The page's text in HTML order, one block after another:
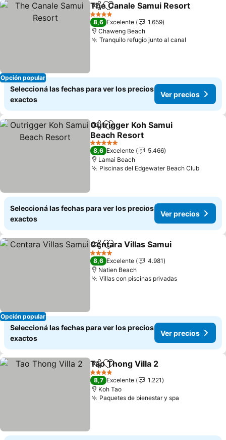
Opción popular
Compartir
Añadir a favoritos
The Canale Samui Resort
4 Estrellas
8,6 Excelente
1.659
Chaweng Beach
Tranquilo refugio junto al canal
Seleccioná las fechas para ver los precios
exactos
Ver precios
CompartirAñadir a favoritos
Outrigger Koh Samui
Beach Resort
Ver precios
5 Estrellas
8,6 Excelente
5.466
Lamai Beach
Piscinas del Edgewater Beach ClubVer
Seleccioná las fechas para ver los precios
exactos
Ver precios
Opción popular
CompartirAñadir a favoritos
Centara Villas Samui
4 Estrellas
8,6 Excelente
4.981
Natien Beach
Villas con piscinas privadasVer precios
Seleccioná las fechas para ver los precios
exactos
Ver precios
Compartir
Añadir a favoritos
Tao Thong Villa 2
4 Estrellas
8,7 Excelente
1.221
Koh Tao
Paquetes de bienestar y spa